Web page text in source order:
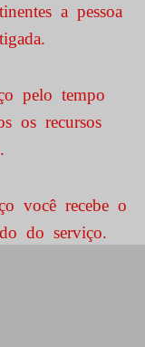
a pessoa
pelo tempo
os recursos
você recebe o
do serviço.